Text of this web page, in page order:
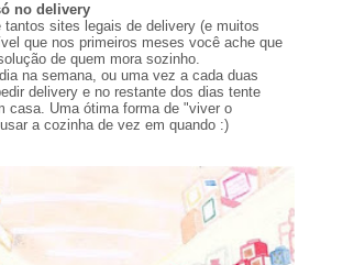
no delivery
tantos sites legais de delivery (e muitos
que nos primeiros meses você ache que
de quem mora sozinho.
na semana, ou uma vez a cada duas
delivery e no restante dos dias tente
casa. Uma ótima forma de "viver o
a cozinha de vez em quando :)